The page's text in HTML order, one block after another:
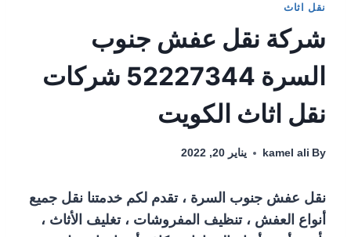
نقل اثاث
شركة نقل عفش جنوب
السرة 52227344 شركات
نقل اثاث الكويت
By
kamel ali يناير 20, 2022
نقل عفش جنوب السرة ، تقدم لكم خدمتنا نقل جميع
أنواع العفش ، تنظيف المفروشات ، تغليف الأثاث ،